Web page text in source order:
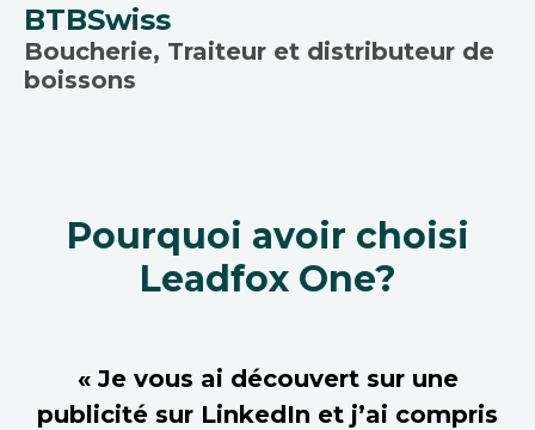
BTBSwiss
Boucherie, Traiteur et distributeur de
boissons
Pourquoi avoir choisi
Leadfox One?
« Je vous ai découvert sur une
publicité sur LinkedIn et j’ai compris